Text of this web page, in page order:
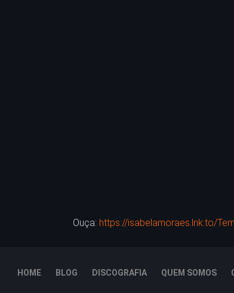
Ouça: https://isabelamoraes.lnk.to/
HOME BLOG DISCOGRAFIA QUEM SOMOS